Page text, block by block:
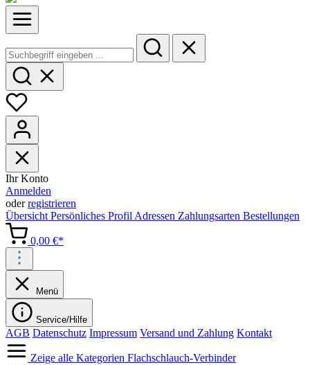
Ihr Konto
Anmelden
oderregistrieren
Übersicht Persönliches Profil Adressen Zahlungsarten Bestellungen
0,00 €*
Menü
Service/Hilfe
AGB Datenschutz Impressum Versand und Zahlung Kontakt
Zeige alle Kategorien Flachschlauch-Verbinder